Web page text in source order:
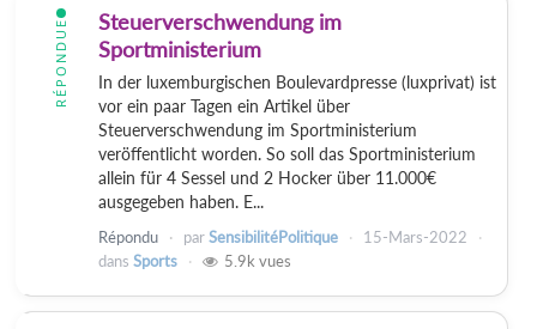
RÉPONDUE
Steuerverschwendung im
Sportministerium
In der luxemburgischen Boulevardpresse (luxprivat) ist
vor ein paar Tagen ein Artikel über
Steuerverschwendung im Sportministerium
veröffentlicht worden. So soll das Sportministerium
allein für 4 Sessel und 2 Hocker über 11.000€
ausgegeben haben. E...
Répondu parSensibilitéPolitique
15-Mars-2022
dansSports 5.9k vues